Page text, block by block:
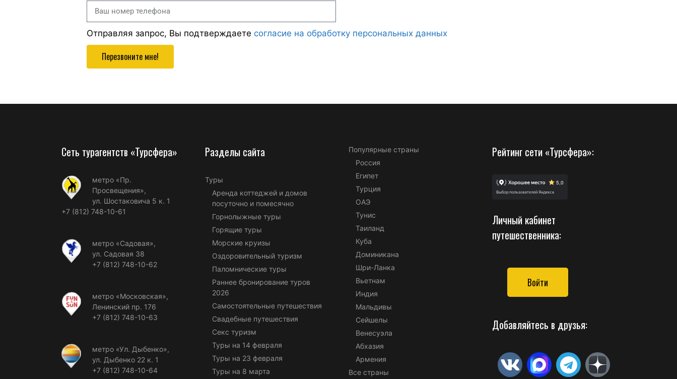
Отправляя запрос, Вы подтверждаете согласие на обработку персональных данных
Перезвоните мне!
Сеть турагентств «Турсфера»
метро «Пр.
Просвещения»,
ул. Шостаковича 5 к. 1
+7 (812) 748-10-61
метро «Садовая»,
ул. Садовая 38
+7 (812) 748-10-62
метро «Московская»,
Ленинский пр. 176
+7 (812) 748-10-63
метро «Ул. Дыбенко»,
ул. Дыбенко 22 к. 1
+7 (812) 748-10-64
Разделы сайта
Туры
Аренда коттеджей и домов
посуточно и помесячно
Горнолыжные туры
Горящие туры
Морские круизы
Оздоровительный туризм
Паломнические туры
Раннее бронирование туров
2026
Самостоятельные путешествия
Свадебные путешествия
Секс туризм
Туры на 14 февраля
Туры на 23 февраля
Туры на 8 марта
Популярные страны
Россия
Египет
Турция
ОАЭ
Тунис
Таиланд
Куба
Доминикана
Шри-Ланка
Вьетнам
Индия
Мальдивы
Сейшелы
Венесуэла
Абхазия
Армения
Все страны
Рейтинг сети «Турсфера»:
Личный кабинет
путешественника:
Войти
Добавляйтесь в друзья: